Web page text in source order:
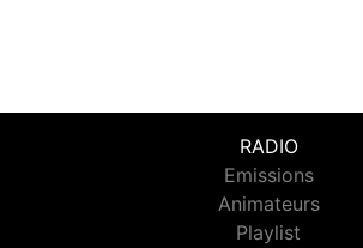
RADIO
Emissions
Animateurs
Playlist